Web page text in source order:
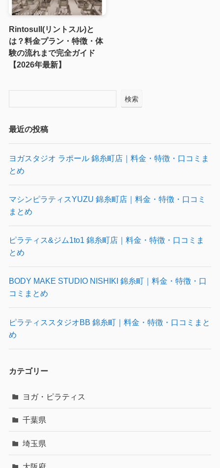
Rintosull(リントスル)と
は？料金プラン・特徴・体
験の流れまで完全ガイド
【2026年最新】
検索
最近の投稿
ヨガスタジオ ラポール 錦糸町店｜料金・特徴・口コミま
とめ
マシンピラティスYUZU 錦糸町店｜料金・特徴・口コミ
まとめ
ピラティス&ジム1to1 錦糸町店｜料金・特徴・口コミま
とめ
BODY MAKE STUDIO NISHIKI 錦糸町｜料金・特徴・口
コミまとめ
ピラティススタジオBB 錦糸町｜料金・特徴・口コミまと
め
カテゴリー
ヨガ・ピラティス
千葉県
埼玉県